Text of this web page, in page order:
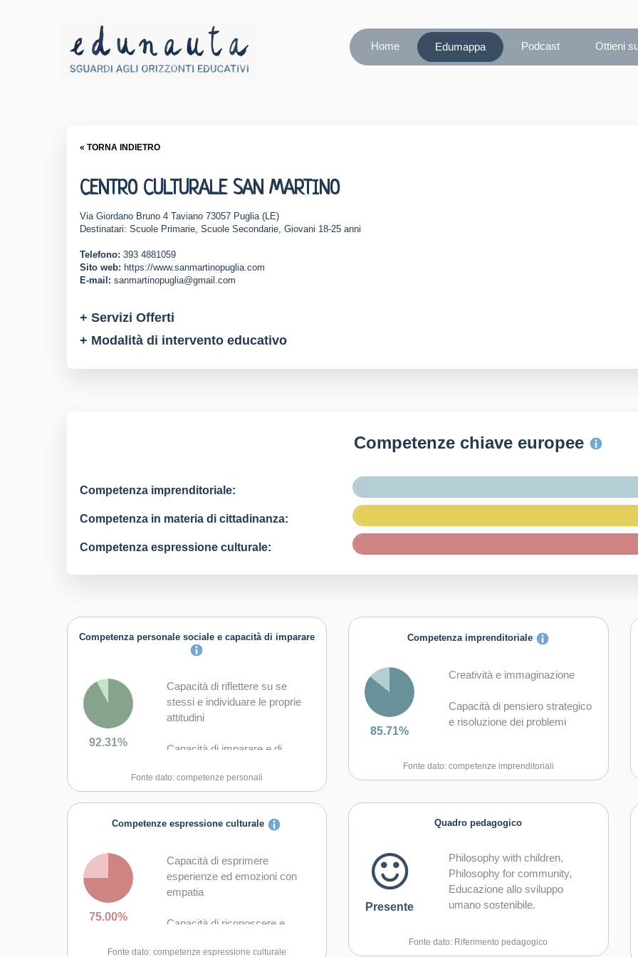
Home Edumappa Podcast Ottieni
« TORNA INDIETRO
CENTRO CULTURALE SAN MARTINO
Via Giordano Bruno 4 Taviano 73057 Puglia (LE)
Destinatari: Scuole Primarie, Scuole Secondarie, Giovani 18-25 anni
Telefono: 393 4881059
Sito web: https://www.sanmartinopuglia.com
E-mail: sanmartinopuglia@gmail.com
+ Servizi Offerti
+ Modalità di intervento educativo
Competenze chiave europee
Competenza imprenditoriale:
Competenza in materia di cittadinanza:
Competenza espressione culturale:
Competenza personale sociale e capacità di imparare
92.31%
Capacità di riflettere su se
stessi e individuare le proprie
attitudini
Capacità di imparare e di
collaborativa sia in maniera
autonoma
Capacità di lavorare con gli altri
Capacità di comunicare
costruttivamente in ambienti
provare empatia
Fonte dato: competenze personali
Competenza imprenditoriale
85.71%
Creatività e immaginazione
Capacità di pensiero strategico
e risoluzione dei problemi
in azioni
Capacità di riflessione critica e
Capacità di lavorare sia in
modalità collaborativa in gruppo
sia in maniera autonoma
Capacità di comunicare e
Fonte dato: competenze imprenditoriali
Competenze espressione culturale
75.00%
Capacità di esprimere
esperienze ed emozioni con
empatia
Capacità di riconoscere e
Fonte dato: competenze espressione culturale
Quadro pedagogico
Presente
Philosophy with children,
Philosophy for community,
Educazione allo sviluppo
umano sostenibile.
Fonte dato: Riferimento pedagogico